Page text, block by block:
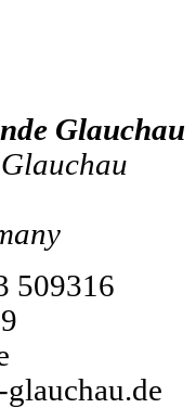
Glauchau
509316